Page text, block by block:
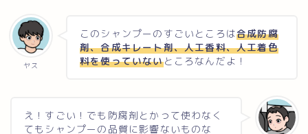
ヤス
このシャンプーのすごいところは合成防腐
剤、合成キレート剤、人工香料、人工着色
料を使っていないところなんだよ！
え！すごい！でも防腐剤とかって使わなく
てもシャンプーの品質に影響ないものな